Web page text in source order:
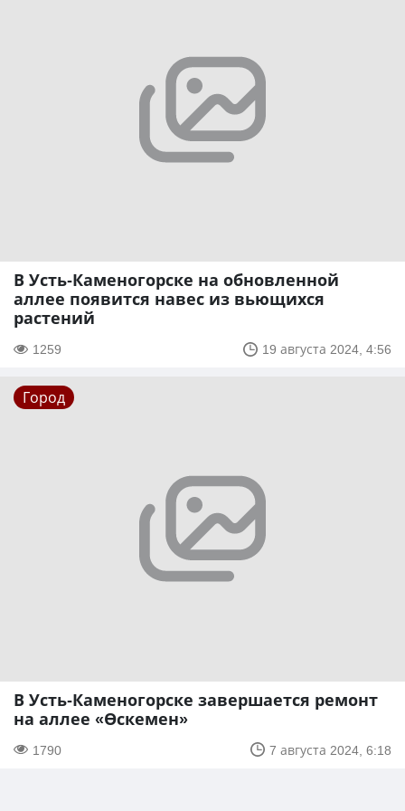
В Усть-Каменогорске на обновленной
аллее появится навес из вьющихся
растений
1259 19 августа 2024, 4:56
Город
В Усть-Каменогорске завершается ремонт
на аллее «Өскемен»
1790 7 августа 2024, 6:18